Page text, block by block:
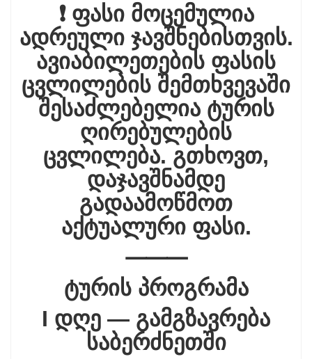
❗ ფასი მოცემულია
ადრეული ჯავშნებისთვის.
ავიაბილეთების ფასის
ცვლილების შემთხვევაში
შესაძლებელია ტურის
ღირებულების
ცვლილება. გთხოვთ,
დაჯავშნამდე
გადაამოწმოთ
აქტუალური ფასი.
⸻
ტურის პროგრამა
I დღე — გამგზავრება
საბერძნეთში